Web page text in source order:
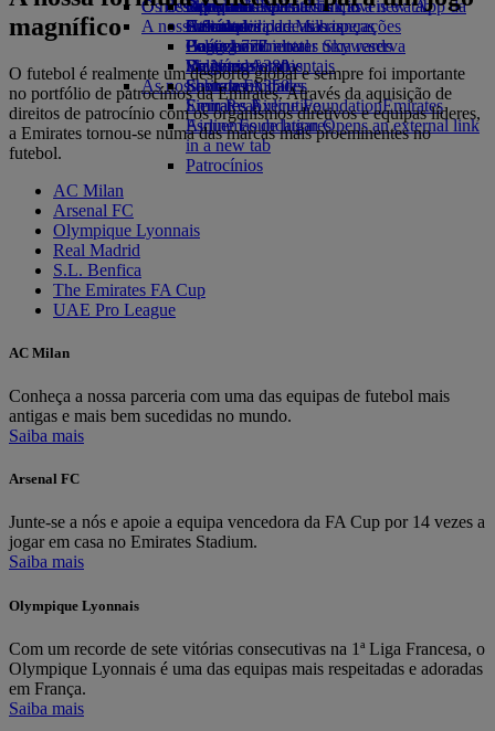
Opens an external link in a new tab
Bebidas
A nossa frota
Boeing 777
Emirates A380
Emirates A350
Emirates Executive
Esquemas de lugares
Brinquedos para crianças
Atividades para as crianças
O nosso planeta
Sustentabilidade nas operações
Política ambiental
Relatórios ambientais
As nossas comunidades
Emirates Airline FoundationEmirates
Airline Foundation Opens an external link
in a new tab
Patrocínios
Os destinos mais recentes
Helsínquia
Hangzhou
Da Nang
Shenzhen
Siem Reap
Skywards Rail
Calculadora de Milhas
Login em Emirates Skywards
Skywards+
Site para dispositivos móveis e a App da
Emirates
Cancelar ou alterar uma reserva
Viagens afetadas
Sobre a Emirates
magnífico
O futebol é realmente um desporto global e sempre foi importante
no portfólio de patrocínios da Emirates. Através da aquisição de
direitos de patrocínio com os organismos diretivos e equipas líderes,
a Emirates tornou-se numa das marcas mais proeminentes no
futebol.
AC Milan
Arsenal FC
Olympique Lyonnais
Real Madrid
S.L. Benfica
The Emirates FA Cup
UAE Pro League
AC Milan
Conheça a nossa parceria com uma das equipas de futebol mais
antigas e mais bem sucedidas no mundo.
Saiba mais
Arsenal FC
Junte-se a nós e apoie a equipa vencedora da FA Cup por 14 vezes a
jogar em casa no Emirates Stadium.
Saiba mais
Olympique Lyonnais
Com um recorde de sete vitórias consecutivas na 1ª Liga Francesa, o
Olympique Lyonnais é uma das equipas mais respeitadas e adoradas
em França.
Saiba mais